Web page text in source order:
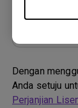
Dengan
Anda setuju
Perjanjian